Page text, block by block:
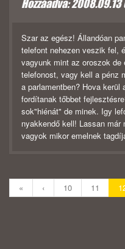
Hozzáadva:
Szar az egész! Állandóan
telefont nehezen veszik fel,
vagyunk mint az oroszok
telefonost, vagy kell a pénz
a parlamentben? Hova
fordítanak tőbbet
sok"hiénát" de minek. Igy
nyakkendő kell! Lassan
vagyok mikor emelnek
« ‹ 10 11